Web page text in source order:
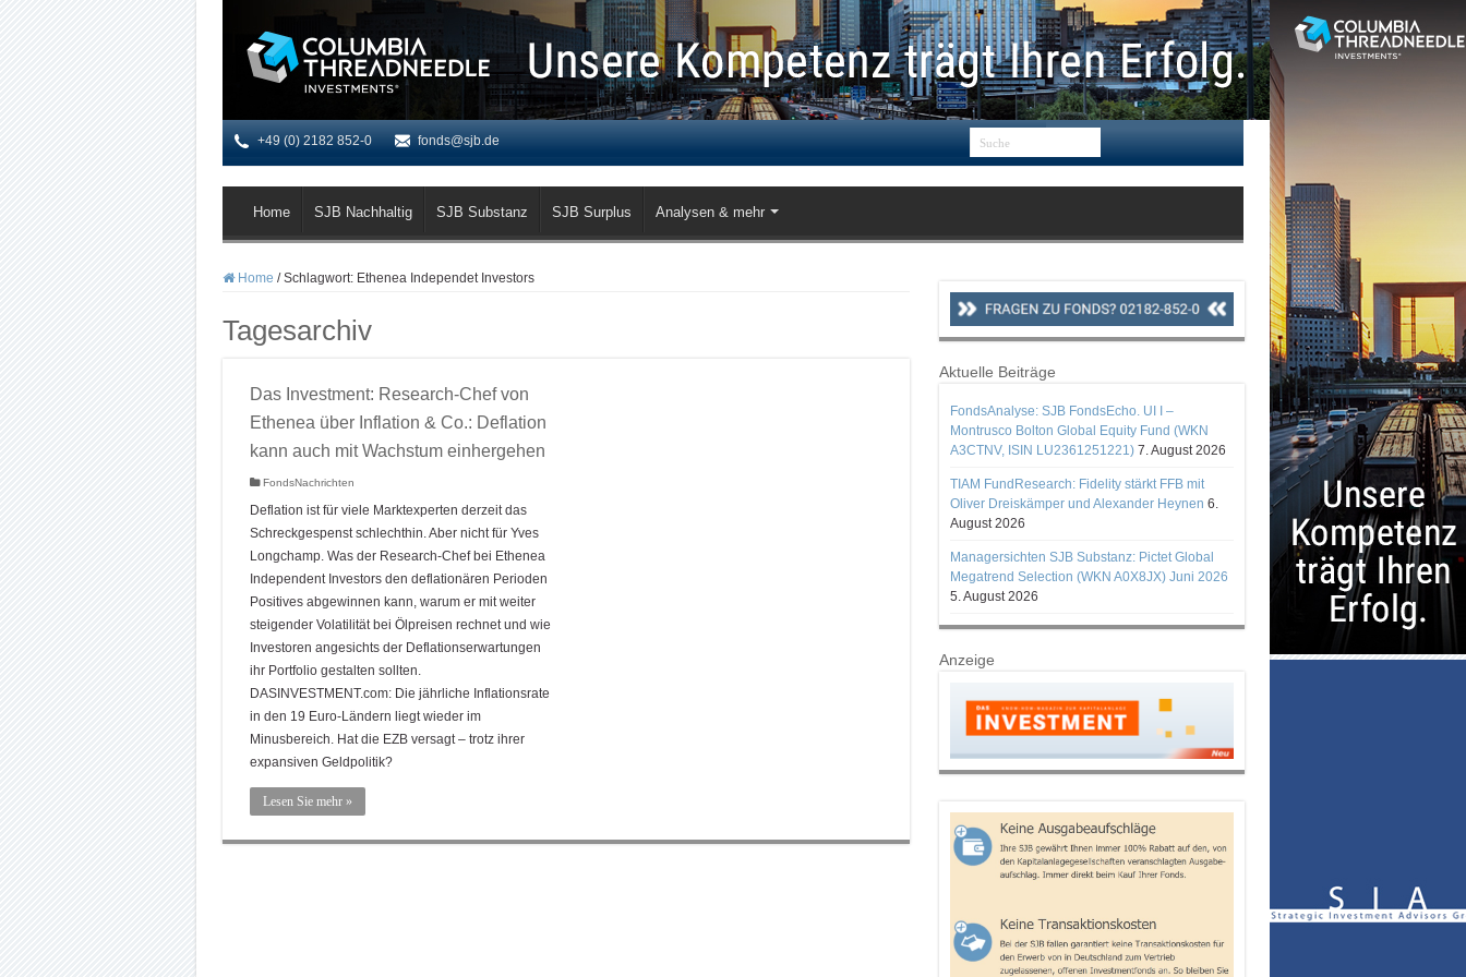
+49 (0) 2182 852-0 fonds@sjb.de
Home SJB Nachhaltig SJB Substanz SJB Surplus Analysen & mehr
Home / Schlagwort: Ethenea Independet Investors
Tagesarchiv
Das Investment: Research-Chef von
Ethenea über Inflation & Co.: Deflation
kann auch mit Wachstum einhergehen
FondsNachrichten
Deflation ist für viele Marktexperten derzeit das
Schreckgespenst schlechthin. Aber nicht für Yves
Longchamp. Was der Research-Chef bei Ethenea
Independent Investors den deflationären Perioden
Positives abgewinnen kann, warum er mit weiter
steigender Volatilität bei Ölpreisen rechnet und wie
Investoren angesichts der Deflationserwartungen
ihr Portfolio gestalten sollten.
DASINVESTMENT.com: Die jährliche Inflationsrate
in den 19 Euro-Ländern liegt wieder im
Minusbereich. Hat die EZB versagt – trotz ihrer
expansiven Geldpolitik?
Lesen Sie mehr »
Aktuelle Beiträge
FondsAnalyse: SJB FondsEcho. UI I –
Montrusco Bolton Global Equity Fund (WKN
A3CTNV, ISIN LU2361251221) 7. August 2026
TIAM FundResearch: Fidelity stärkt FFB mit
Oliver Dreiskämper und Alexander Heynen 6.
August 2026
Managersichten SJB Substanz: Pictet Global
Megatrend Selection (WKN A0X8JX) Juni 2026
5. August 2026
Anzeige